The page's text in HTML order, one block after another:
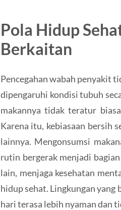
Pola Hidup
Berkaitan
Pencegahan wabah penyakit
dipengaruhi kondisi tubuh
makannya tidak teratur
Karena itu, kebiasaan bersih
lainnya. Mengonsumsi
rutin bergerak menjadi
lain, menjaga kesehatan
hidup sehat. Lingkungan
hari terasa lebih nyaman dan